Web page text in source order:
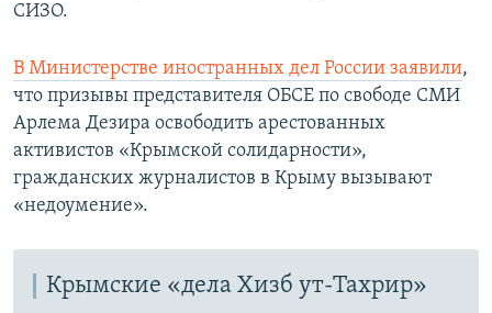
СИЗО.
В Министерстве иностранных дел России заявили,
что призывы представителя ОБСЕ по свободе СМИ
Арлема Дезира освободить арестованных
активистов «Крымской солидарности»,
гражданских журналистов в Крыму вызывают
«недоумение».
Крымские «дела Хизб ут-Тахрир»